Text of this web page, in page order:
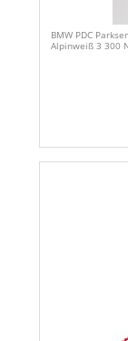
BMW PDC
Alpinweiß 3 300